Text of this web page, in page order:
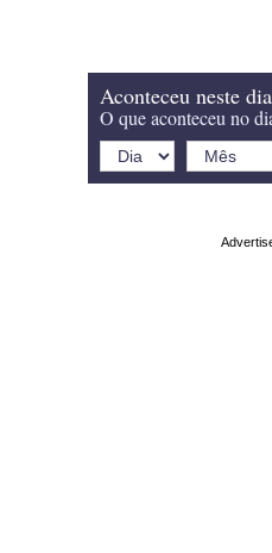
Aconteceu neste dia
O que aconteceu no